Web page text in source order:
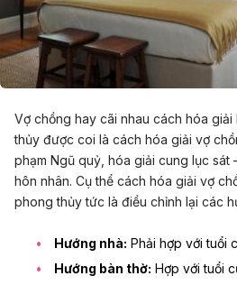
Vợ chồng hay cãi nhau cách hóa
thủy được coi là cách hóa giải vợ
phạm Ngũ quỷ, hóa giải cung lục sát
hôn nhân. Cụ thể cách hóa giải vợ
phong thủy tức là điều chỉnh lại các
Hướng nhà: Phải hợp với tuổi
Hướng bàn thờ: Hợp với tuổi